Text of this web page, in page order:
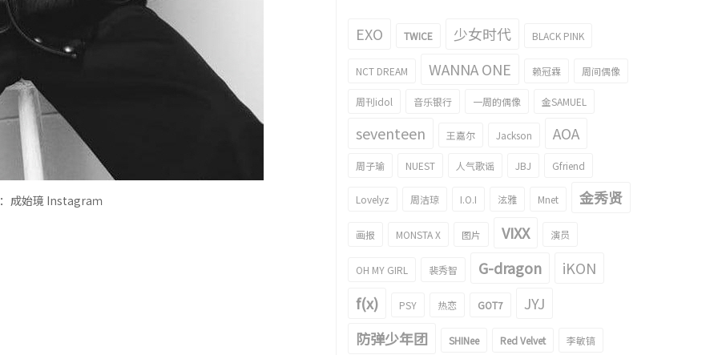
成始璄 Instagraｍ
EXO TWICE 少女时代 BLACK PINK
NCT DREAM WANNA ONE 赖冠霖 周间偶像
周刊idol 音乐银行 一周的偶像 金SAMUEL
seventeen 王嘉尔 Jackson AOA
周子瑜 NUEST 人气歌谣 JBJ Gfriend
Lovelyz 周洁琼 I.O.I 泫雅 Mnet 金秀贤
画报 MONSTA X 图片 VIXX 演员
OH MY GIRL 裴秀智 G-dragon
iKON
f(x)
PSY 热恋 GOT7
JYJ
防弹少年团
SHINee Red Velvet 李敏镐